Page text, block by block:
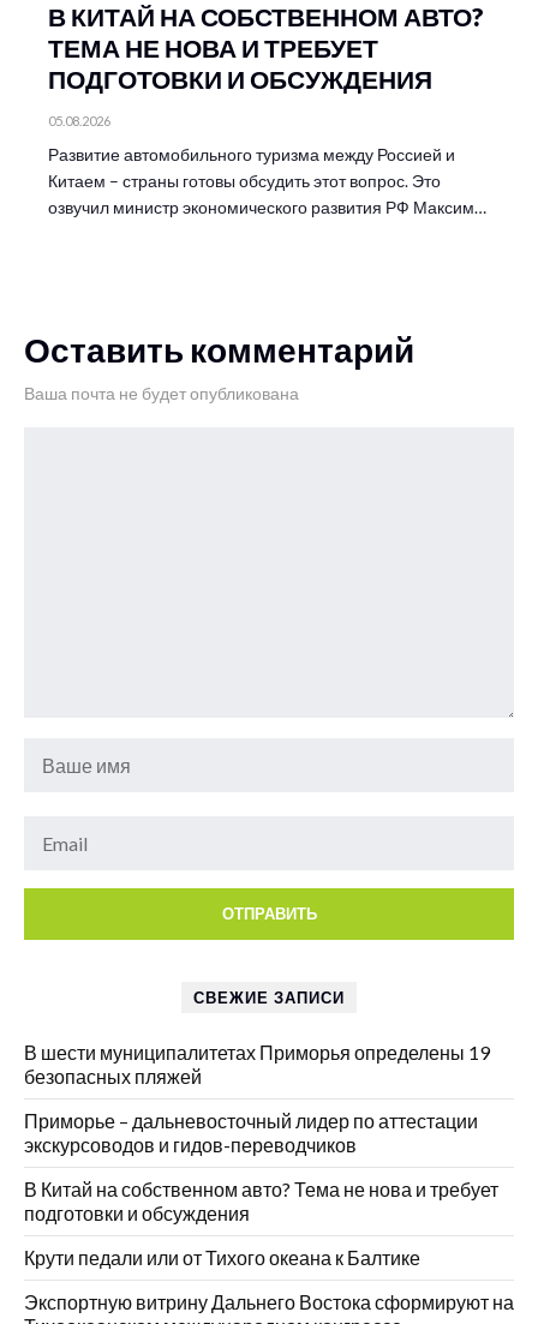
В КИТАЙ НА СОБСТВЕННОМ АВТО?
ТЕМА НЕ НОВА И ТРЕБУЕТ
ПОДГОТОВКИ И ОБСУЖДЕНИЯ
05.08.2026
Развитие автомобильного туризма между Россией и
Китаем – страны готовы обсудить этот вопрос. Это
озвучил министр экономического развития РФ Максим…
Оставить комментарий
Ваша почта не будет опубликована
СВЕЖИЕ ЗАПИСИ
В шести муниципалитетах Приморья определены 19
безопасных пляжей
Приморье – дальневосточный лидер по аттестации
экскурсоводов и гидов-переводчиков
В Китай на собственном авто? Тема не нова и требует
подготовки и обсуждения
Крути педали или от Тихого океана к Балтике
Экспортную витрину Дальнего Востока сформируют на